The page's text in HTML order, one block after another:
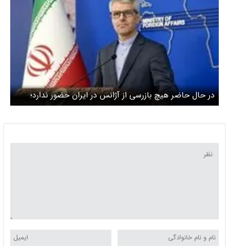
در حال حاضر هیچ بازرسی از آژانس در ایران حضور ندارد؛
آخرین بازرسی ۱۰ روز پیش بود